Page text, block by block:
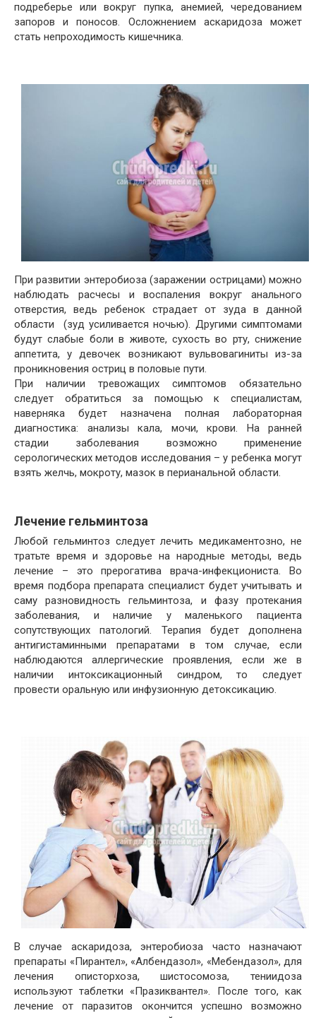
подреберье или вокруг пупка, анемией, чередованием
запоров и поносов. Осложнением аскаридоза может
стать непроходимость кишечника.
При развитии энтеробиоза (заражении острицами) можно
наблюдать расчесы и воспаления вокруг анального
отверстия, ведь ребенок страдает от зуда в данной
области (зуд усиливается ночью). Другими симптомами
будут слабые боли в животе, сухость во рту, снижение
аппетита, у девочек возникают вульвовагиниты из-за
проникновения остриц в половые пути.
При наличии тревожащих симптомов обязательно
следует обратиться за помощью к специалистам,
наверняка будет назначена полная лабораторная
диагностика: анализы кала, мочи, крови. На ранней
стадии заболевания возможно применение
серологических методов исследования – у ребенка могут
взять желчь, мокроту, мазок в перианальной области.
Лечение гельминтоза
Любой гельминтоз следует лечить медикаментозно, не
тратьте время и здоровье на народные методы, ведь
лечение – это прерогатива врача-инфекциониста. Во
время подбора препарата специалист будет учитывать и
саму разновидность гельминтоза, и фазу протекания
заболевания, и наличие у маленького пациента
сопутствующих патологий. Терапия будет дополнена
антигистаминными препаратами в том случае, если
наблюдаются аллергические проявления, если же в
наличии интоксикационный синдром, то следует
провести оральную или инфузионную детоксикацию.
В случае аскаридоза, энтеробиоза часто назначают
препараты «Пирантел», «Албендазол», «Мебендазол», для
лечения описторхоза, шистосомоза, тениидоза
используют таблетки «Празиквантел». После того, как
лечение от паразитов окончится успешно возможно